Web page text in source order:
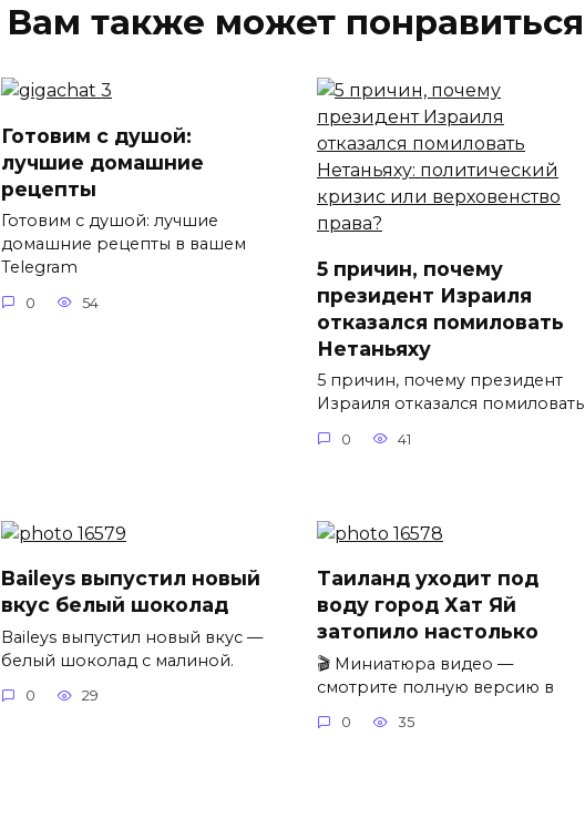
Вам также может понравиться
Готовим с душой:
лучшие домашние
рецепты
Готовим с душой: лучшие
домашние рецепты в вашем
Telegram
0 54
5 причин, почему
президент Израиля
отказался помиловать
Нетаньяху
5 причин, почему президент
Израиля отказался помиловать
0 41
Baileys выпустил новый
вкус белый шоколад
Baileys выпустил новый вкус —
белый шоколад с малиной.
0 29
Таиланд уходит под
воду город Хат Яй
затопило настолько
🎬 Миниатюра видео —
смотрите полную версию в
0 35